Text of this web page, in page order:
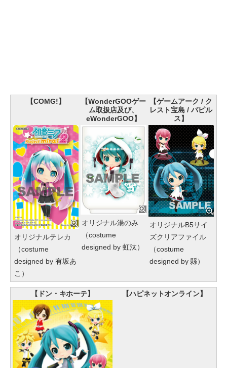
【COMG!】
【WonderGOOゲー
ム取扱店及び、
eWonderGOO】
【ゲームアーク / ク
レスト宝島 / パピル
ス】
オリジナルテレカ
（costume
designed by 有坂あ
こ）
オリジナル湯のみ
（costume
designed by 虹汰）
オリジナルB5サイ
ズクリアファイル
（costume
designed by 縣）
【ドン・キホーテ】 【ハピネットオンライン】